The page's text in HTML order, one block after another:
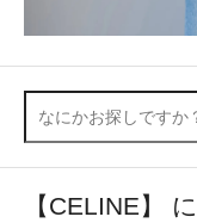
【CELINE】